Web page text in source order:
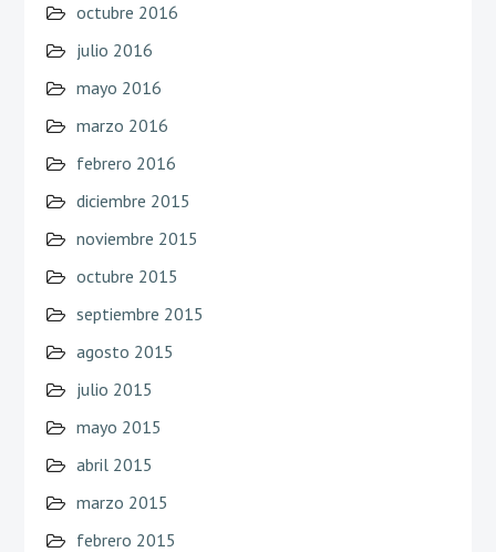
octubre 2016
julio 2016
mayo 2016
marzo 2016
febrero 2016
diciembre 2015
noviembre 2015
octubre 2015
septiembre 2015
agosto 2015
julio 2015
mayo 2015
abril 2015
marzo 2015
febrero 2015